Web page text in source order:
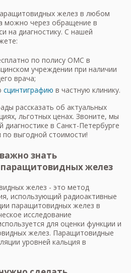
желез в любом
можно через обращение в
на диагностику. С нашей
по полису ОМС в
учреждении при наличии
врача;
сцинтиграфию в частную клинику.
рассказать об актуальных
льготных ценах. Звоните, мы
диагностике в Санкт-Петербурге
по выгодной стоимости!
знать
желез
желез - это метод
использующий радиоактивные
паращитовидных желез в
исследование
для оценки функции и
желез. Паращитовидные
уровней кальция в